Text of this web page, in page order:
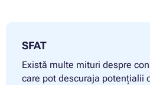
SFAT
Există multe mituri despre
care pot descuraja potențialii